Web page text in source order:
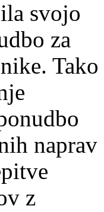
svojo
za
Tako
naprav
z